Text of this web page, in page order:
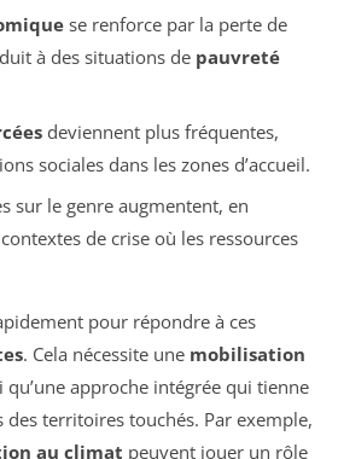
se renforce par la perte de
à des situations de pauvreté
deviennent plus fréquentes,
sociales dans les zones d’accueil.
sur le genre augmentent, en
de crise où les ressources
pour répondre à ces
. Cela nécessite une mobilisation
qu’une approche intégrée qui tienne
des territoires touchés. Par exemple,
au climat peuvent jouer un rôle